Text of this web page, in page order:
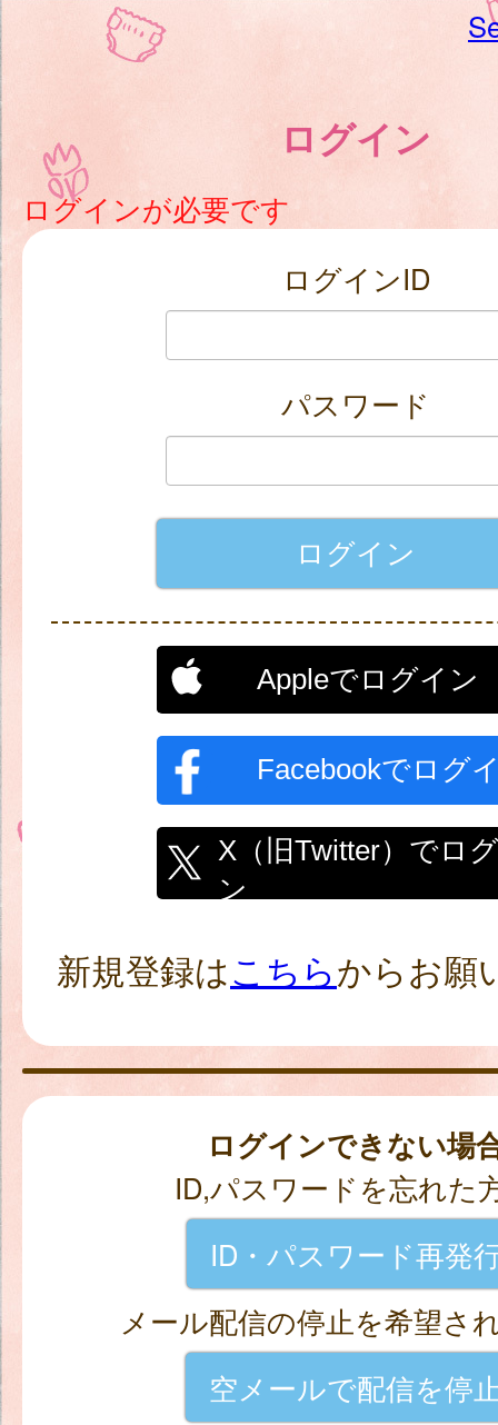
ログイン
ログインが必要です
ログインID
パスワード
Appleでログイン
Facebookでログ
X（旧Twitter）でロ
ン
新規登録はこちらからお願
ログインできない場
ID,パスワードを忘れた
ID・パスワード再発
メール配信の停止を希望さ
空メールで配信を停